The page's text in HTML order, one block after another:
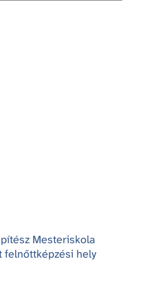
Mesteriskola
felnőttképzési hely